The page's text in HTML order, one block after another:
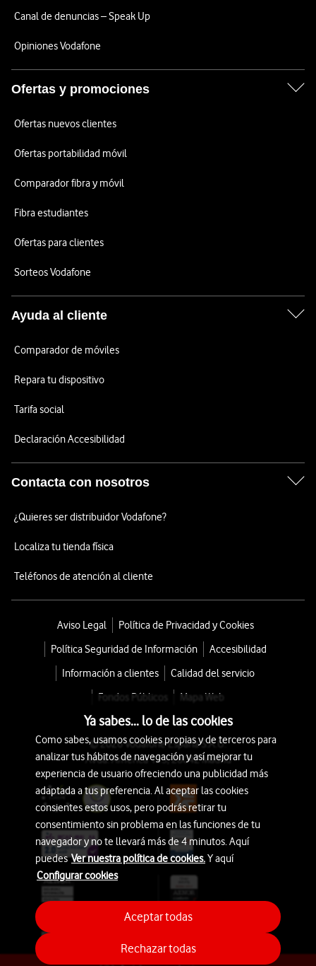
Canal de denuncias – Speak Up
Opiniones Vodafone
Ofertas y promociones
Ofertas nuevos clientes
Ofertas portabilidad móvil
Comparador fibra y móvil
Fibra estudiantes
Ofertas para clientes
Sorteos Vodafone
Ayuda al cliente
Comparador de móviles
Repara tu dispositivo
Tarifa social
Declaración Accesibilidad
Contacta con nosotros
¿Quieres ser distribuidor Vodafone?
Localiza tu tienda física
Teléfonos de atención al cliente
Aviso Legal
Política de Privacidad y Cookies
Política Seguridad de Información
Accesibilidad
Información a clientes
Calidad del servicio
Fondos Públicos
Mapa Web
© 2026 Vodafone España S.A.U.
Avda. América 115, 28042 Madrid
Ya sabes... lo de las cookies
Como sabes, usamos cookies propias y de terceros para
analizar tus hábitos de navegación y así mejorar tu
experiencia de usuario ofreciendo una publicidad más
adaptada a tus preferencia. Al aceptar las cookies
consientes estos usos, pero podrás retirar tu
consentimiento sin problema en las funciones de tu
navegador y no te llevará más de 4 minutos. Aquí
puedesVer nuestra política de cookies.Y aquí
Configurar cookies
Rechazar todas
Aceptar todas